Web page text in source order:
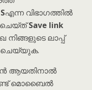
എന്ന വിഭാഗത്തിൽ
ചെയ്ത്Save link
നിങ്ങളുടെ ലാപ്പ്
ചെയ്യുക.
ആയതിനാൽ
മൊബൈൽ